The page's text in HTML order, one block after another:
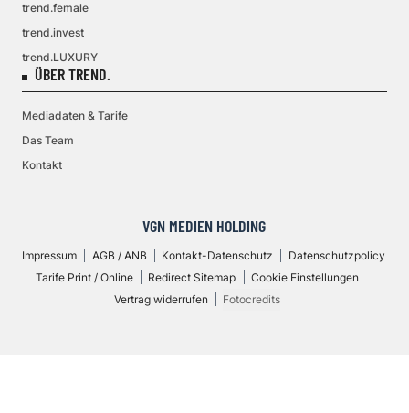
trend.female
trend.invest
trend.LUXURY
ÜBER TREND.
Mediadaten & Tarife
Das Team
Kontakt
VGN MEDIEN HOLDING
Impressum AGB / ANB Kontakt-Datenschutz
Datenschutzpolicy
Tarife Print / Online
Redirect Sitemap
Cookie Einstellungen
Vertrag widerrufen
Fotocredits